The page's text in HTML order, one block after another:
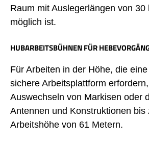
Raum mit Auslegerlängen von 30
möglich ist.
HUBARBEITSBÜHNEN FÜR
Für Arbeiten in der Höhe, die
sichere Arbeitsplattform
Auswechseln von Markisen oder
Antennen und Konstruktionen bis
Arbeitshöhe von 61 Metern.